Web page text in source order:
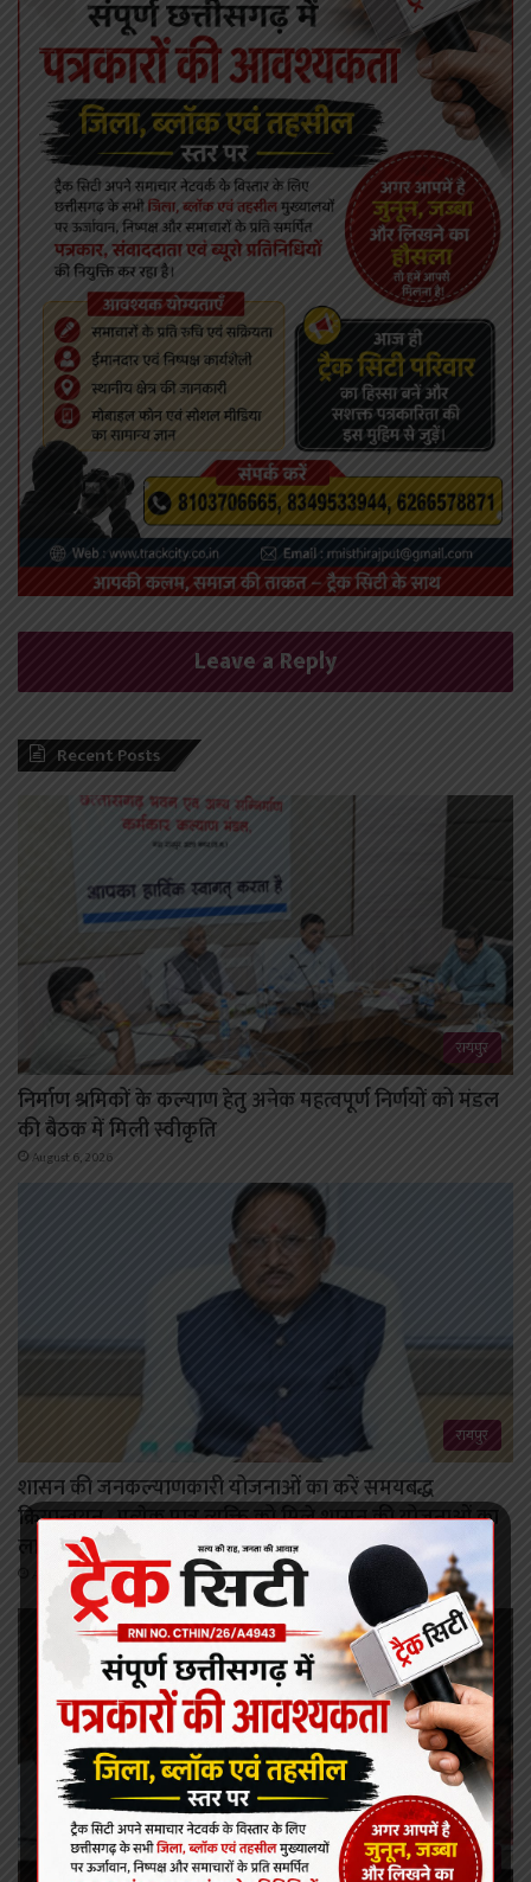
Leave a Reply
Recent Posts
रायपुर
निर्माण श्रमिकों के कल्याण हेतु अनेक महत्वपूर्ण निर्णयों को मंडल
की बैठक में मिली स्वीकृति
August 6, 2026
रायपुर
शासन की जनकल्याणकारी योजनाओं का करें समयबद्ध
क्रियान्वयन , प्रत्येक पात्र व्यक्ति को मिले शासन की योजनाओं का
लाभ : मुख्यमंत्री विष्णुदेव साय।
August 6, 2026
रायपुर